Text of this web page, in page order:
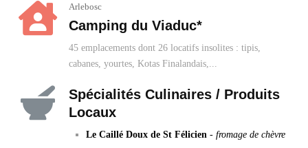
Arlebosc
Camping du Viaduc*
45 emplacements dont 26 locatifs insolites : tipis,
cabanes, yourtes, Kotas Finalandais,...
Spécialités Culinaires / Produits
Locaux
Le Caillé Doux de St Félicien - fromage de chèvre